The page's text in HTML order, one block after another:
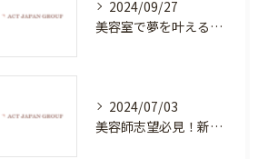
2024/09/27
美容室で夢を叶える！自分を磨く新たなチャンス
2024/07/03
美容師志望必見！新たな価値を創造する美容室でハイレベルな技術を学べる環境